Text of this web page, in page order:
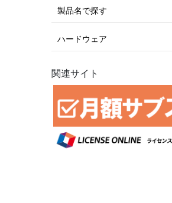
製品名で探す
ハードウェア
関連サイト